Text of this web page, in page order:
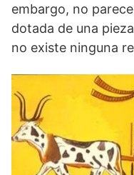
embargo, no
dotada de una
no existe ninguna